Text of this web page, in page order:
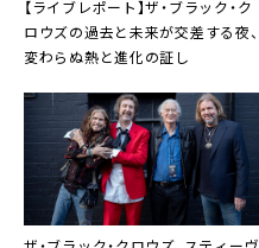
【ライブレポート】ザ・ブラック・ク
ロウズの過去と未来が交差する夜、
変わらぬ熱と進化の証し